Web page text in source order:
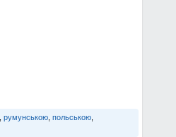
румунською, польською,